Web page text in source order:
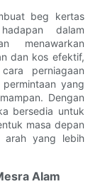
beg kertas
dalam
menawarkan
dan kos efektif,
perniagaan
yang
Dengan
bersedia untuk
masa depan
arah yang lebih
Alam